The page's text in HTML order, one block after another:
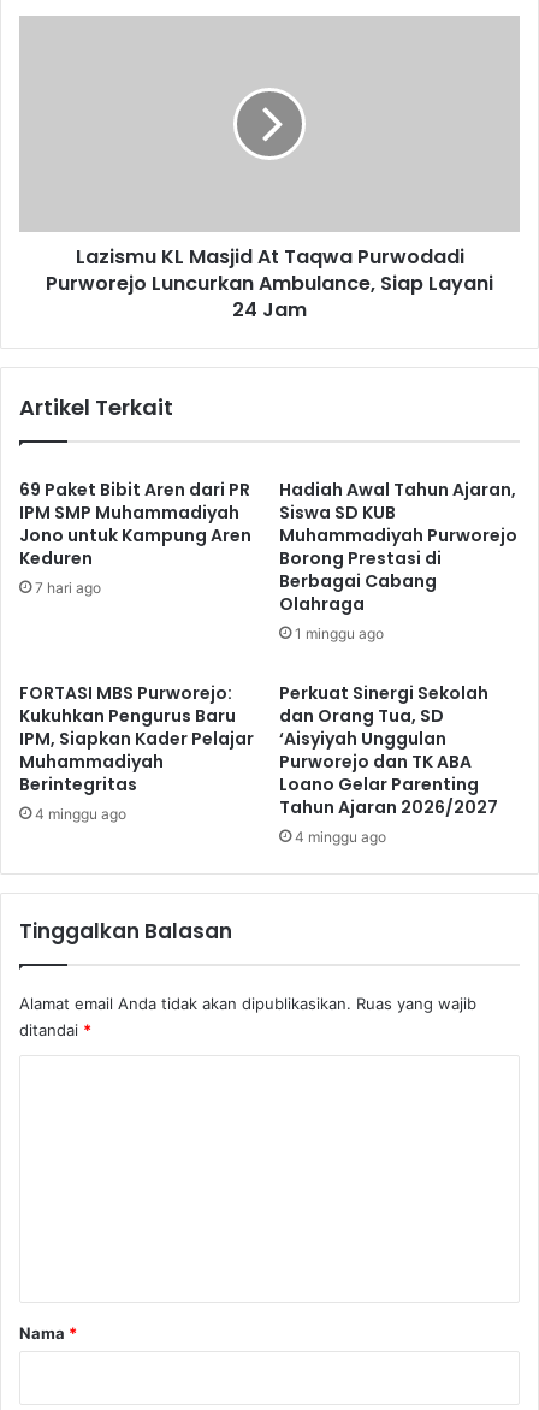
Ambulance,
Layani
Lazismu KL Masjid At Taqwa Purwodadi
Purworejo Luncurkan Ambulance, Siap Layani
24 Jam
Artikel Terkait
69 Paket Bibit Aren dari PR
IPM SMP Muhammadiyah
Jono untuk Kampung Aren
Keduren
7 hari ago
Hadiah Awal Tahun Ajaran,
Siswa SD KUB
Muhammadiyah Purworejo
Borong Prestasi di
Berbagai Cabang
Olahraga
1 minggu ago
FORTASI MBS Purworejo:
Kukuhkan Pengurus Baru
IPM, Siapkan Kader Pelajar
Muhammadiyah
Berintegritas
4 minggu ago
Perkuat Sinergi Sekolah
dan Orang Tua, SD
‘Aisyiyah Unggulan
Purworejo dan TK ABA
Loano Gelar Parenting
Tahun Ajaran 2026/2027
4 minggu ago
Tinggalkan Balasan
Alamat email Anda tidak akan dipublikasikan. Ruas yang wajib
ditandai *
rNama *